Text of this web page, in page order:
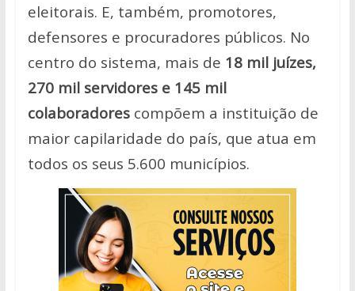
eleitorais. E, também, promotores,
defensores e procuradores públicos. No
centro do sistema, mais de 18 mil juízes,
270 mil servidores e 145 mil
colaboradorescompõem a instituição de
maior capilaridade do país, que atua em
todos os seus 5.600 municípios.